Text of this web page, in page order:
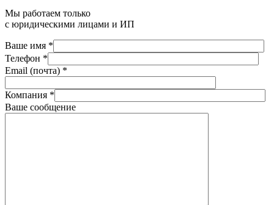
Мы работаем только
с юридическими лицами и ИП
Ваше имя *
Телефон *
Email (почта) *
Компания *
Ваше сообщение